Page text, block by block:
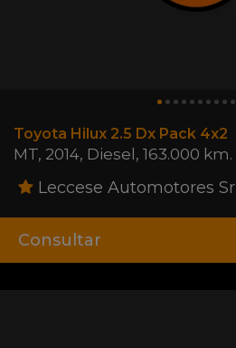
Toyota Hilux 2.5 Dx Pack 4x2
MT, 2014, Diesel , 163.000 km.
Leccese Automotores Srl
Consultar